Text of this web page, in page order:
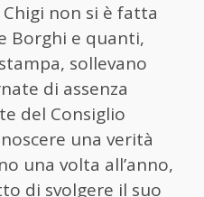
non si è fatta
Borghi e quanti,
sollevano
di assenza
del Consiglio
una verità
una volta all’anno,
di svolgere il suo